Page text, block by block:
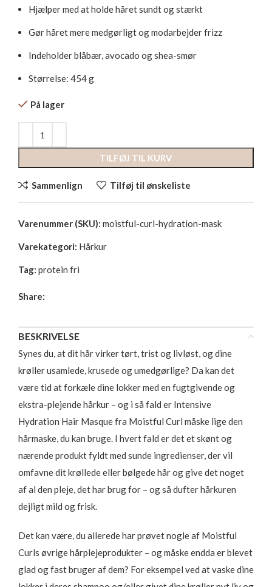
Hjælper med at holde håret sundt og stærkt
Gør håret mere medgørligt og modarbejder frizz
Indeholder blåbær, avocado og shea-smør
Størrelse: 454 g
På lager
TILFØJ TIL KURV
Sammenlign Tilføj til ønskeliste
Varenummer (SKU): moistful-curl-hydration-mask
Varekategori: Hårkur
Tag: protein fri
Share:
BESKRIVELSE
Synes du, at dit hår virker tørt, trist og livløst, og dine
krøller usamlede, krusede og umedgørlige? Da kan det
være tid at forkæle dine lokker med en fugtgivende og
ekstra-plejende hårkur – og i så fald er Intensive
Hydration Hair Masque fra Moistful Curl måske lige den
hårmaske, du kan bruge. I hvert fald er det et skønt og
nærende produkt fyldt med sunde ingredienser, der vil
omfavne dit krøllede eller bølgede hår og give det noget
af al den pleje, det har brug for – og så dufter hårkuren
dejligt mild og frisk.
Det kan være, du allerede har prøvet nogle af Moistful
Curls øvrige hårplejeprodukter – og måske endda er blevet
glad og fast bruger af dem? For eksempel ved at vaske dine